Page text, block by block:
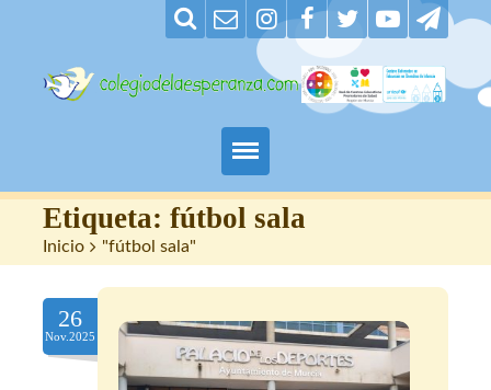
Padres
Alumnos
Maestros
Nuestro centro
Etiqueta: fútbol sala
Inicio > "fútbol sala"
26
Nov.2025